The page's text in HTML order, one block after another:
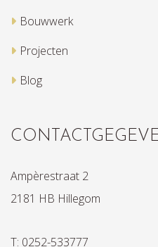
Bouwwerk
Projecten
Blog
Ampèrestraat 2
2181 HB Hillegom
T: 0252-533777